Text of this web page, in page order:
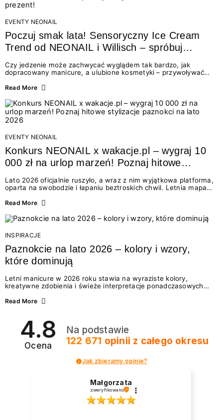
EVENTY NEONAIL
Poczuj smak lata! Sensoryczny Ice Cream
Trend od NEONAIL i Willisch – spróbuj
nowych lodów i odbierz prezent!
Czy jedzenie może zachwycać wyglądem tak bardzo, jak
dopracowany manicure, a ulubione kosmetyki – przywoływać
świata beauty i oszałamiających deserów to coś więcej niż
zmysłami: przez soczysty kolor, aksamitną teksturę,
orzeźwiający zapach i słodki akcent na podniebieniu. Tego lata
NEONAIL łączy siły z marką Willisch, tworząc unikalny projekt
na styku jedzenia i piękna....
Read More
EVENTY NEONAIL
Konkurs NEONAIL x wakacje.pl – wygraj 10
000 zł na urlop marzeń! Poznaj hitowe
Lato 2026 oficjalnie ruszyło, a wraz z nim wyjątkowa platforma,
oparta na swobodzie i łapaniu beztroskich chwil. Letnia mapa
doświadczenia wakacji – od spontanicznych wyjazdów, przez
Motywem przewodnim jest eksplorowanie i kolekcjonowanie
letnich momentów. Z tej okazji przygotowaliśmy coś absolutnie
wyjątkowego: wielki konkurs z wakacje.pl oraz dawkę
najgorętszych trendów w...
Read More
INSPIRACJE
Paznokcie na lato 2026 – kolory i wzory,
które dominują
Letni manicure w 2026 roku stawia na wyraziste kolory,
kreatywne zdobienia i świeże interpretacje ponadczasowych
zarówno energetycznych odcieni inspirowanych wakacjami, jak
2026? Znajdź inspirację dla swojego manicure!
Read More
4.8
Ocena
Na podstawie
122 671 opinii z całego okresu
Jak zbieramy opinie?
Małgorzata
zweryfikowano